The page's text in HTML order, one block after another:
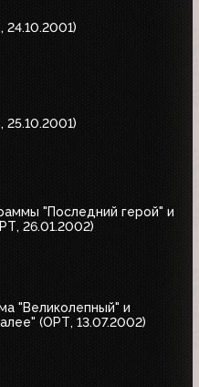
"Последний герой" и
26.01.2002)
"Великолепный" и
(ОРТ, 13.07.2002)